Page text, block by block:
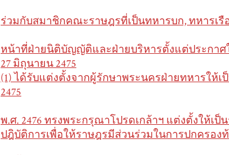
ร่วมกับสมาชิกคณะราษฎรที่เป็นทหารบก, ทหารเรื
หน้าที่ฝ่ายนิติบัญญัติและฝ่ายบริหารตั้งแต่ประกา
27 มิถุนายน 2475
(1) ได้รับแต่งตั้งจากผู้รักษาพระนครฝ่ายทหารให้
2475
พ.ศ. 2476 ทรงพระกรุณาโปรดเกล้าฯ แต่งตั้งให้เ
ปฎิบัติการเพื่อให้ราษฎรมีส่วนร่วมในการปกครอง